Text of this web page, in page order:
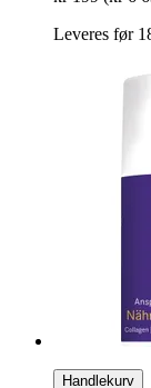
Leveres før
Handlekurv